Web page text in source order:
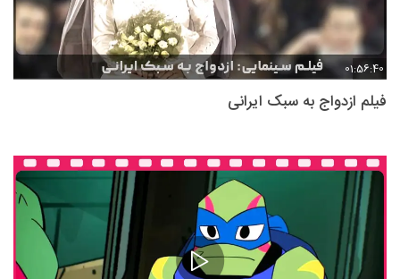
01:56:40
فیلم ازدواج به سبک ایرانی